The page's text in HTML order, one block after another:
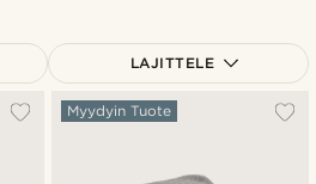
LAJITTELE
Suosituin
Myydyin Tuote